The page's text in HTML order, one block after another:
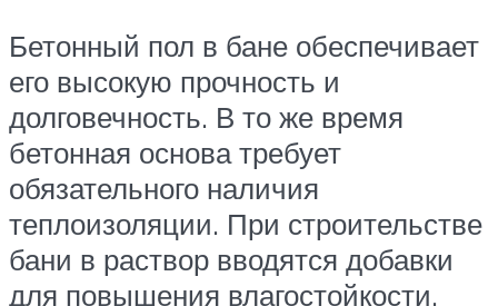
Бетонный пол в бане обеспечивает
его высокую прочность и
долговечность. В то же время
бетонная основа требует
обязательного наличия
теплоизоляции. При строительстве
бани в раствор вводятся добавки
для повышения влагостойкости.